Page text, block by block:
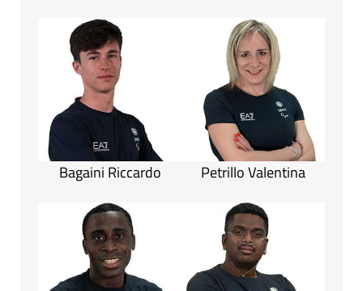
Bagaini Riccardo Petrillo Valentina